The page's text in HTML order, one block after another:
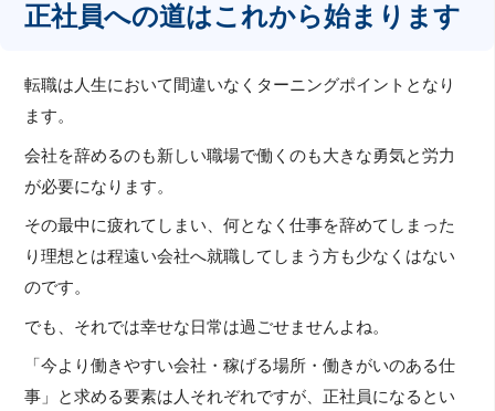
正社員への道はこれから始まります
転職は人生において間違いなくターニングポイントとなり
ます。
会社を辞めるのも新しい職場で働くのも大きな勇気と労力
が必要になります。
その最中に疲れてしまい、何となく仕事を辞めてしまった
り理想とは程遠い会社へ就職してしまう方も少なくはない
のです。
でも、それでは幸せな日常は過ごせませんよね。
「今より働きやすい会社・稼げる場所・働きがいのある仕
事」と求める要素は人それぞれですが、正社員になるとい